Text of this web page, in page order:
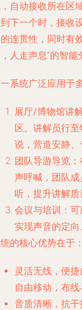
自动接收所在区
下一个时，接收
连贯性，同时有
人走声息”的智能
系统广泛应用于
展厅/博物馆讲
区。讲解员行
说，营造安静、
团队导游导览
声呼喊，团队
听，提升讲解质
会议与培训
：
实现声音的定向
的核心优势在于：
灵活无线，便捷
自由移动，布线
音质清晰，抗干